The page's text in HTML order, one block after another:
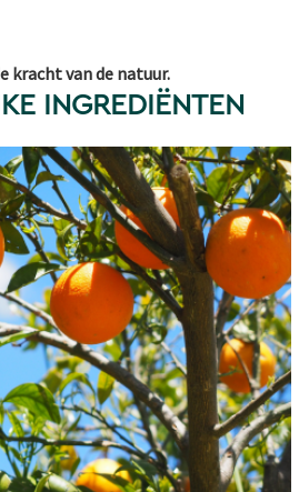
kracht van de natuur.
INGREDIËNTEN